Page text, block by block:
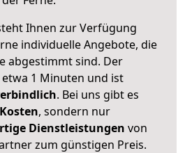
Ihnen zur Verfügung
individuelle Angebote, die
abgestimmt sind. Der
1 Minuten und ist
. Bei uns gibt es
, sondern nur
Dienstleistungen von
zum günstigen Preis.